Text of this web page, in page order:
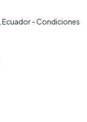
Ecuador - Condiciones